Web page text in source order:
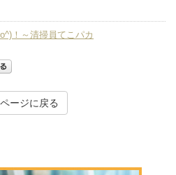
！～清掃員てこパカ
ージに戻る